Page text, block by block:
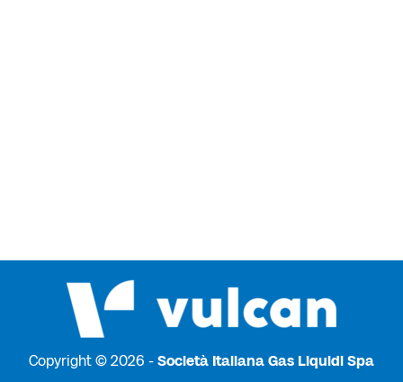
Copyright © 2026 - Società Italiana Gas Liquidi Spa